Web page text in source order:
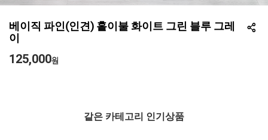
베이직 파인(인견) 홑이불 화이트 그린 블루 그레
이
125,000원
같은 카테고리 인기상품